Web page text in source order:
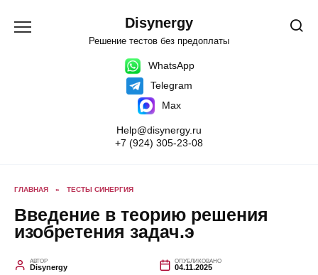
содержанию
Disynergy
Решение тестов без предоплаты
WhatsApp
Telegram
Max
Help@disynergy.ru
+7 (924) 305-23-08
ГЛАВНАЯ » ТЕСТЫ СИНЕРГИЯ
Введение в теорию решения
изобретения задач.э
АВТОР
Disynergy
ОПУБЛИКОВАНО
04.11.2025